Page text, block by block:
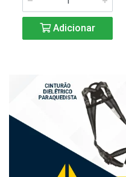
Adicionar